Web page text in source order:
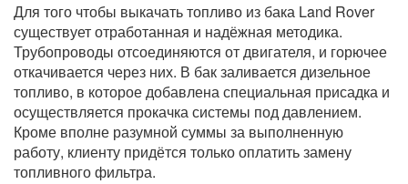
Для того чтобы выкачать топливо из бака Land Rover
существует отработанная и надёжная методика.
Трубопроводы отсоединяются от двигателя, и горючее
откачивается через них. В бак заливается дизельное
топливо, в которое добавлена специальная присадка и
осуществляется прокачка системы под давлением.
Кроме вполне разумной суммы за выполненную
работу, клиенту придётся только оплатить замену
топливного фильтра.